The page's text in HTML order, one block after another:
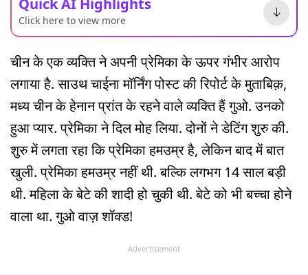
Click here to view more
चीन के एक व्यक्ति ने अपनी प्रेमिका के ऊपर गंभीर आरोप
लगाया है. साउथ चाईना मॉर्निंग पोस्ट की रिपोर्ट के मुताबिक़,
मध्य चीन के हेनान प्रांत के रहने वाले व्यक्ति हैं गुओ. उनको
हुआ प्यार. प्रेमिका ने दिल मोह लिया. दोनों ने डेटिंग शुरु की.
शुरु में लगता रहा कि प्रेमिका हमउम्र है, लेकिन बाद में बात
खुली. प्रेमिका हमउम्र नहीं थी. बल्कि लगभग 14 साल बड़ी
थी. महिला के बेटे की शादी हो चुकी थी. बेटे को भी बच्चा होने
वाला था. गुओ वाज़ शॉक्ड!
Advertisement